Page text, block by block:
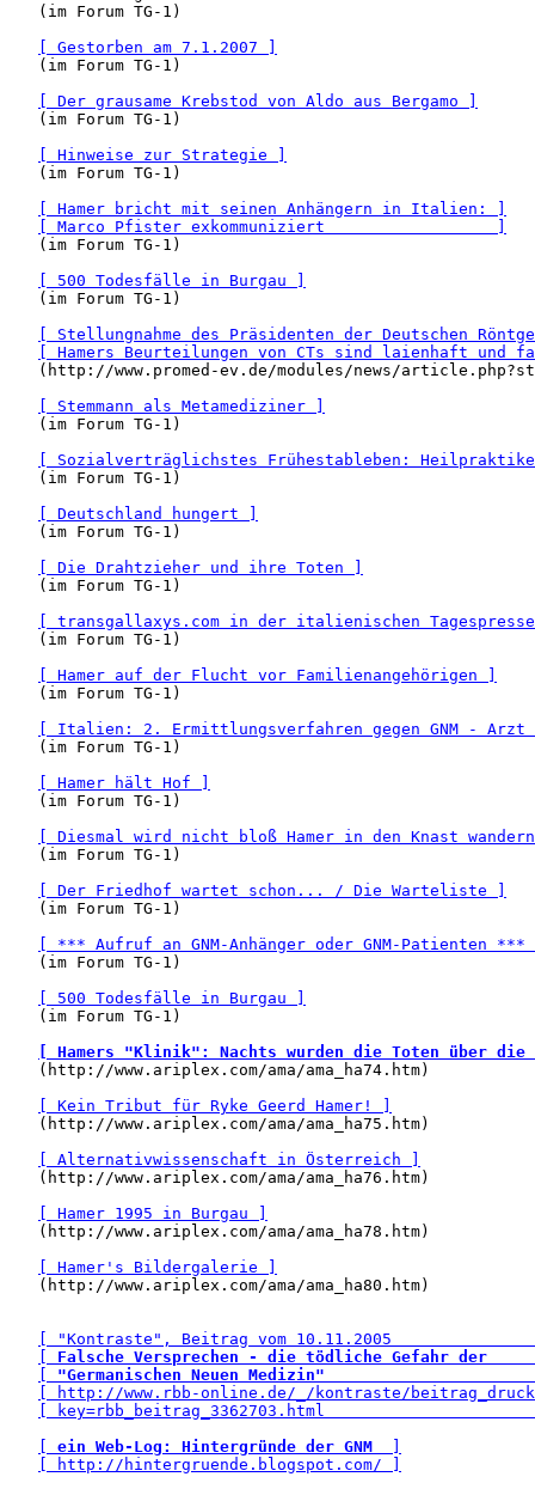
   (im Forum TG-1)
[ Gestorben am 7.1.2007 ]
   (im Forum TG-1)
[ Der grausame Krebstod von Aldo aus Bergamo ]
   (im Forum TG-1)
[ Hinweise zur Strategie ]
   (im Forum TG-1)
[ Hamer bricht mit seinen Anhängern in Italien: ]
[ Marco Pfister exkommuniziert                  ]
   (im Forum TG-1)
[ 500 Todesfälle in Burgau ]
   (im Forum TG-1)
[ Stellungnahme des Präsidenten der Deutschen
[ Hamers Beurteilungen von CTs sind laienhaft
(http://www.promed-ev.de/modules/news/
[ Stemmann als Metamediziner ]
   (im Forum TG-1)
[ Sozialverträglichstes Frühestableben:
   (im Forum TG-1)
[ Deutschland hungert ]
   (im Forum TG-1)
[ Die Drahtzieher und ihre Toten ]
   (im Forum TG-1)
[ transgallaxys.com in der italienischen
   (im Forum TG-1)
[ Hamer auf der Flucht vor Familienangehörigen ]
   (im Forum TG-1)
[ Italien: 2. Ermittlungsverfahren gegen GNM -
   (im Forum TG-1)
[ Hamer hält Hof ]
   (im Forum TG-1)
[ Diesmal wird nicht bloß Hamer in den Knast
   (im Forum TG-1)
[ Der Friedhof wartet schon... / Die Warteliste ]
   (im Forum TG-1)
[ *** Aufruf an GNM-Anhänger oder GNM-Patienten
   (im Forum TG-1)
[ 500 Todesfälle in Burgau ]
   (im Forum TG-1)
[ Hamers "Klinik": Nachts wurden die Toten über die
   (http://www.ariplex.com/ama/ama_ha74.htm)
[ Kein Tribut für Ryke Geerd Hamer! ]
   (http://www.ariplex.com/ama/ama_ha75.htm)
[ Alternativwissenschaft in Österreich ]
   (http://www.ariplex.com/ama/ama_ha76.htm)
[ Hamer 1995 in Burgau ]
   (http://www.ariplex.com/ama/ama_ha78.htm)
[ Hamer's Bildergalerie ]
   (http://www.ariplex.com/ama/ama_ha80.htm)
[ "Kontraste", Beitrag vom 10.11.2005
Falsche Versprechen - die tödliche Gefahr der
"Germanischen Neuen Medizin"
[ http://www.rbb-online.de/_/kontraste/
[ key=rbb_beitrag_3362703.html
ein Web-Log: Hintergründe der GNM
[ http://hintergruende.blogspot.com/ ]